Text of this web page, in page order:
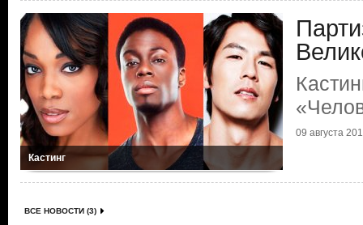
Кастинг
09 августа
ВСЕ НОВОСТИ (3)